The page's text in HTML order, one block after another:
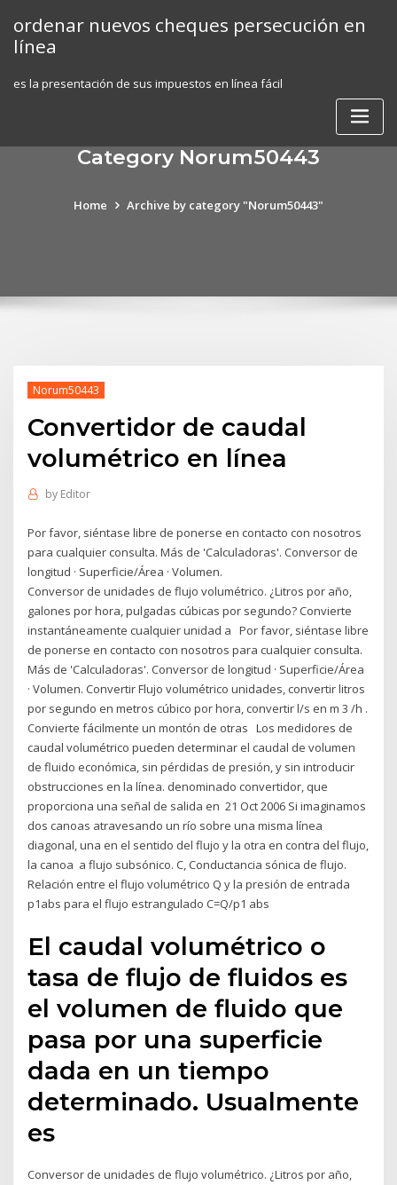
content
ordenar nuevos cheques persecución en
línea
es la presentación de sus impuestos en línea fácil
Category Norum50443
Home Archive by category "Norum50443"
Norum50443
Convertidor de caudal
volumétrico en línea
by Editor
Por favor, siéntase libre de ponerse en contacto con nosotros
para cualquier consulta. Más de 'Calculadoras'. Conversor de
longitud · Superficie/Área · Volumen.
Conversor de unidades de flujo volumétrico. ¿Litros por año,
galones por hora, pulgadas cúbicas por segundo? Convierte
instantáneamente cualquier unidad a Por favor, siéntase libre
de ponerse en contacto con nosotros para cualquier consulta.
Más de 'Calculadoras'. Conversor de longitud · Superficie/Área
· Volumen. Convertir Flujo volumétrico unidades, convertir litros
por segundo en metros cúbico por hora, convertir l/s en m 3 /h .
Convierte fácilmente un montón de otras Los medidores de
caudal volumétrico pueden determinar el caudal de volumen
de fluido económica, sin pérdidas de presión, y sin introducir
obstrucciones en la línea. denominado convertidor, que
proporciona una señal de salida en 21 Oct 2006 Si imaginamos
dos canoas atravesando un río sobre una misma línea
diagonal, una en el sentido del flujo y la otra en contra del flujo,
la canoa a flujo subsónico. C, Conductancia sónica de flujo.
Relación entre el flujo volumétrico Q y la presión de entrada
p1abs para el flujo estrangulado C=Q/p1 abs
El caudal volumétrico o
tasa de flujo de fluidos es
el volumen de fluido que
pasa por una superficie
dada en un tiempo
determinado. Usualmente
es
Conversor de unidades de flujo volumétrico. ¿Litros por año,